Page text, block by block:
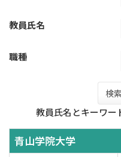
教員氏名
職種
検索
教員氏名とキーワー
青山学院大学